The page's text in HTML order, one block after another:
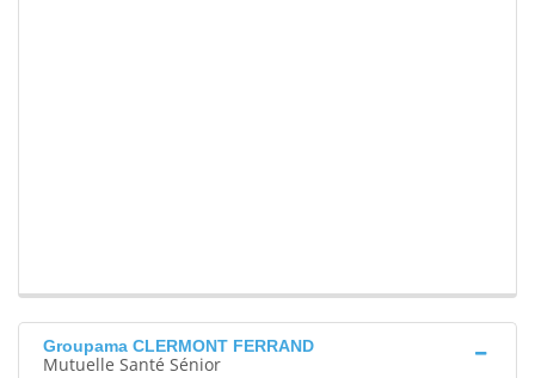
Groupama CLERMONT FERRAND
Mutuelle Santé Sénior